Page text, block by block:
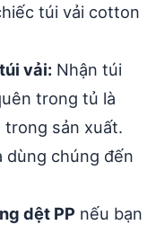
túi vải cotton
vải: Nhận túi
trong tủ là
trong sản xuất.
dùng chúng đến
dệt PP nếu bạn